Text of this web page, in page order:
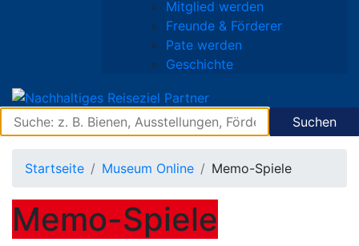
Mitglied werden
Freunde & Förderer
Pate werden
Geschichte
Suchen
Startseite Museum Online Memo-Spiele
Memo-Spiele